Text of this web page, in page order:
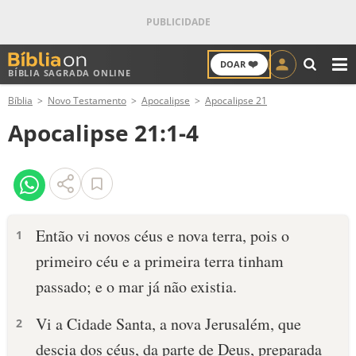
BÍBLIA SAGRADA ONLINE
DOAR ❤️
ANTIGO TESTAMENTO
NOVO TESTAMENTO
VERSÍCULOS
PALAVRA DO DIA
DEVOCIONAL DIÁRIO
Bíblia Novo Testamento Apocalipse Apocalipse 21
Apocalipse 21:1-4
1
Então vi novos céus e nova terra, pois o
primeiro céu e a primeira terra tinham
passado; e o mar já não existia.
2
Vi a Cidade Santa, a nova Jerusalém, que
descia dos céus, da parte de Deus, preparada